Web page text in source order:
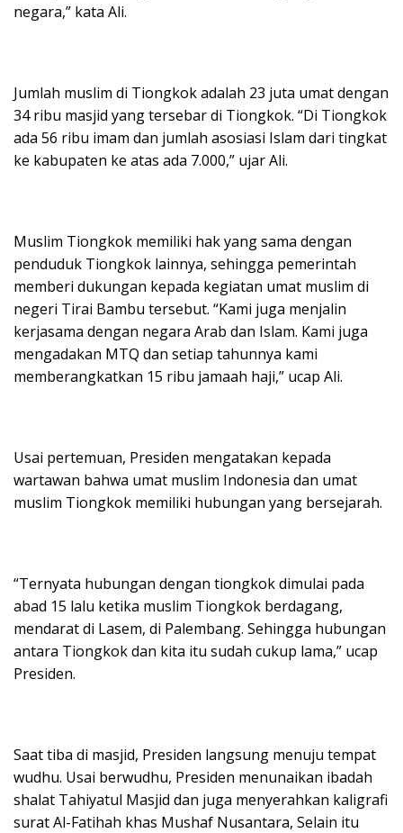
negara,” kata Ali.
Jumlah muslim di Tiongkok adalah 23 juta umat dengan
34 ribu masjid yang tersebar di Tiongkok. “Di Tiongkok
ada 56 ribu imam dan jumlah asosiasi Islam dari tingkat
ke kabupaten ke atas ada 7.000,” ujar Ali.
Muslim Tiongkok memiliki hak yang sama dengan
penduduk Tiongkok lainnya, sehingga pemerintah
memberi dukungan kepada kegiatan umat muslim di
negeri Tirai Bambu tersebut. “Kami juga menjalin
kerjasama dengan negara Arab dan Islam. Kami juga
mengadakan MTQ dan setiap tahunnya kami
memberangkatkan 15 ribu jamaah haji,” ucap Ali.
Usai pertemuan, Presiden mengatakan kepada
wartawan bahwa umat muslim Indonesia dan umat
muslim Tiongkok memiliki hubungan yang bersejarah.
“Ternyata hubungan dengan tiongkok dimulai pada
abad 15 lalu ketika muslim Tiongkok berdagang,
mendarat di Lasem, di Palembang. Sehingga hubungan
antara Tiongkok dan kita itu sudah cukup lama,” ucap
Presiden.
Saat tiba di masjid, Presiden langsung menuju tempat
wudhu. Usai berwudhu, Presiden menunaikan ibadah
shalat Tahiyatul Masjid dan juga menyerahkan kaligrafi
surat Al-Fatihah khas Mushaf Nusantara, Selain itu